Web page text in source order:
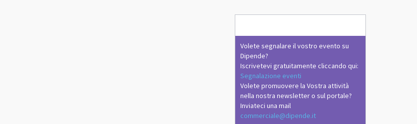
Volete segnalare il vostro evento su
Dipende?
Iscrivetevi gratuitamente cliccando qui:
Segnalazione eventi
Volete promuovere la Vostra attività
nella nostra newsletter o sul portale?
Inviateci una mail
commerciale@dipende.it